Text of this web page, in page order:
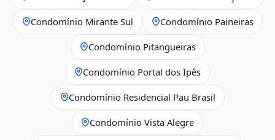
Condomínio Mirante Sul Condomínio Paineiras
Condomínio Pitangueiras
Condomínio Portal dos Ipês
Condomínio Residencial Pau Brasil
Condomínio Vista Alegre